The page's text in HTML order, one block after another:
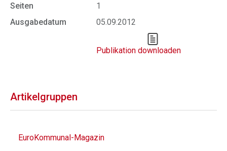
Seiten
1
Ausgabedatum
05.09.2012
Publikation downloaden
Artikelgruppen
EuroKommunal-Magazin